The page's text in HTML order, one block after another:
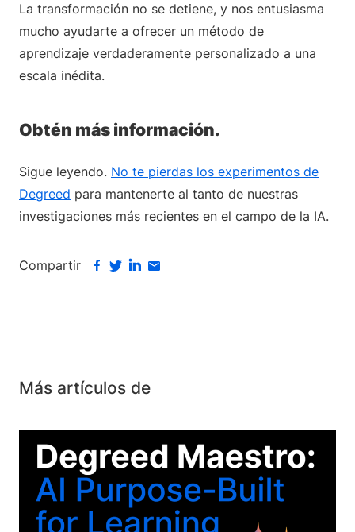
La transformación no se detiene, y nos entusiasma
mucho ayudarte a ofrecer un método de
aprendizaje verdaderamente personalizado a una
escala inédita.
Obtén más información.
Sigue leyendo. No te pierdas los experimentos de
Degreed para mantenerte al tanto de nuestras
investigaciones más recientes en el campo de la IA.
Compartir
Más artículos de